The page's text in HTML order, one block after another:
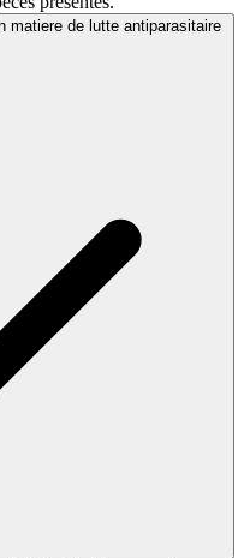
matiere de lutte antiparasitaire